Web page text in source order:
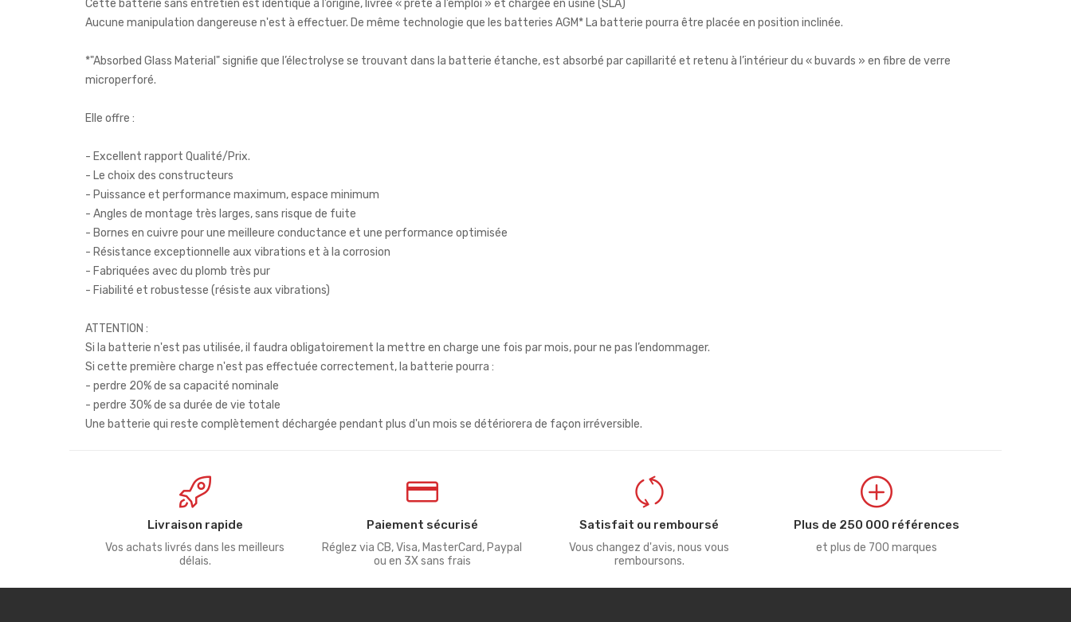
Cette batterie sans entretien est identique à l’origine, livrée « prête à l’emploi » et chargée en usine (SLA)
Aucune manipulation dangereuse n'est à effectuer. De même technologie que les batteries AGM* La batterie pourra être placée en position inclinée.
*"Absorbed Glass Material" signifie que l’électrolyse se trouvant dans la batterie étanche, est absorbé par capillarité et retenu à l’intérieur du « buvards » en fibre de verre
microperforé.
Elle offre :
- Excellent rapport Qualité/Prix.
- Le choix des constructeurs
- Puissance et performance maximum, espace minimum
- Angles de montage très larges, sans risque de fuite
- Bornes en cuivre pour une meilleure conductance et une performance optimisée
- Résistance exceptionnelle aux vibrations et à la corrosion
- Fabriquées avec du plomb très pur
- Fiabilité et robustesse (résiste aux vibrations)
ATTENTION :
Si la batterie n'est pas utilisée, il faudra obligatoirement la mettre en charge une fois par mois, pour ne pas l’endommager.
Si cette première charge n'est pas effectuée correctement, la batterie pourra :
- perdre 20% de sa capacité nominale
- perdre 30% de sa durée de vie totale
Une batterie qui reste complètement déchargée pendant plus d'un mois se détériorera de façon irréversible.
Livraison rapide
Vos achats livrés dans les meilleurs
délais.
Paiement sécurisé
Réglez via CB, Visa, MasterCard, Paypal
ou en 3X sans frais
Satisfait ou remboursé
Vous changez d'avis, nous vous
remboursons.
Plus de 250 000 références
et plus de 700 marques